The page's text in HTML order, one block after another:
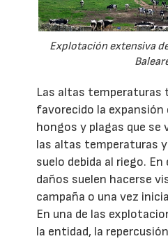
Explotación extensiva
Las altas temperaturas
favorecido la expansión
hongos y plagas que se
las altas temperaturas y
suelo debida al riego.
daños suelen hacerse
campaña o una vez
En una de las
la entidad, la